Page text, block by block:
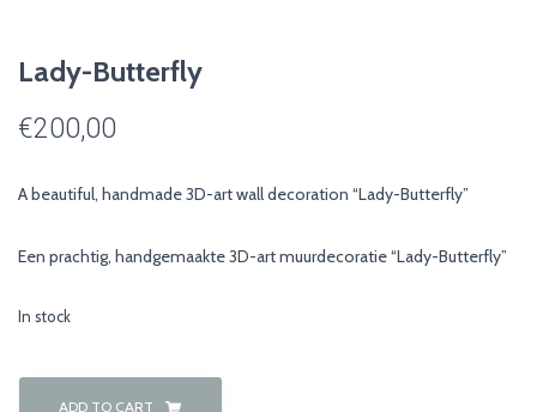
Lady-Butterfly
€200,00
A beautiful, handmade 3D-art wall decoration “Lady-Butterfly”
Een prachtig, handgemaakte 3D-art muurdecoratie “Lady-Butterfly”
In stock
Lady-
ButterflyADD TO CART